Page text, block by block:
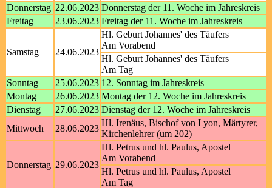
Donnerstag 22.06.2023 Donnerstag der 11. Woche im Jahreskreis
Freitag
23.06.2023 Freitag der 11. Woche im Jahreskreis
Samstag 24.06.2023
Hl. Geburt Johannes' des Täufers
Am Vorabend
Hl. Geburt Johannes' des Täufers
Am Tag
Sonntag
25.06.2023 12. Sonntag im Jahreskreis
Montag
26.06.2023 Montag der 12. Woche im Jahreskreis
Dienstag
27.06.2023 Dienstag der 12. Woche im Jahreskreis
Mittwoch
28.06.2023
Hl. Irenäus, Bischof von Lyon, Märtyrer,
Kirchenlehrer (um 202)
Donnerstag 29.06.2023
Hl. Petrus und hl. Paulus, Apostel
Am Vorabend
Hl. Petrus und hl. Paulus, Apostel
Am Tag